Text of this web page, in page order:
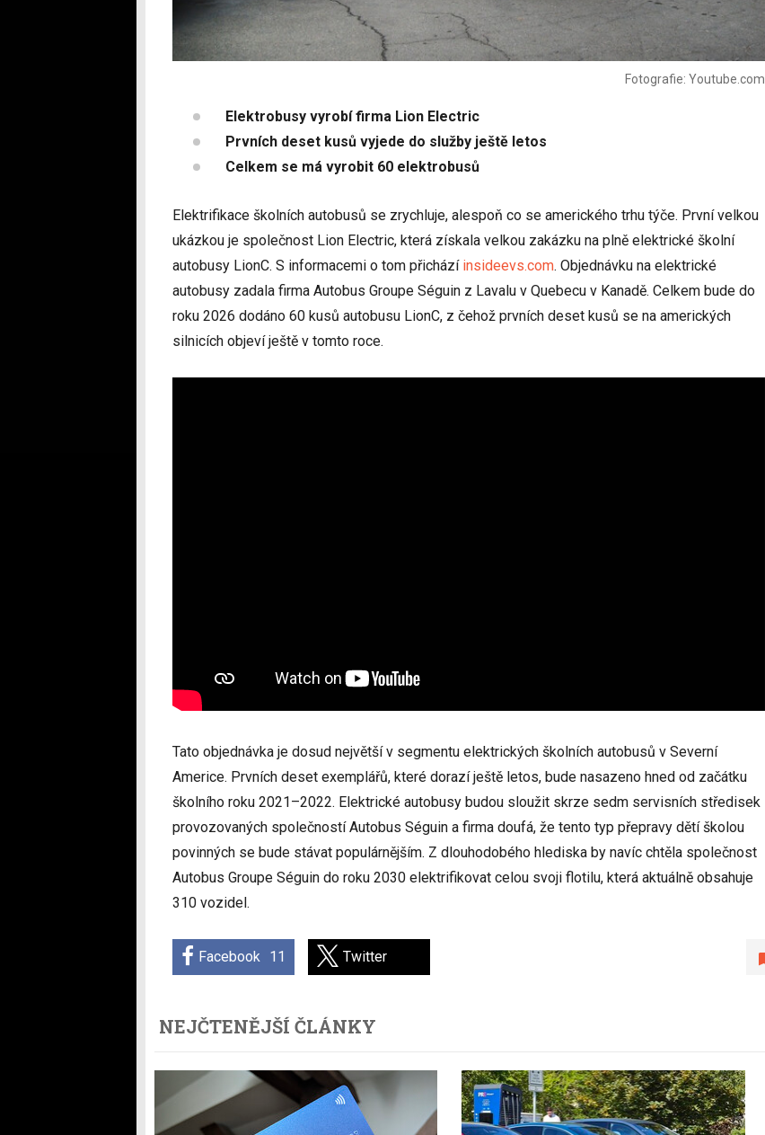
Fotografie: Youtube.com
Elektrobusy vyrobí firma Lion Electric
Prvních deset kusů vyjede do služby ještě letos
Celkem se má vyrobit 60 elektrobusů
Elektrifikace školních autobusů se zrychluje, alespoň co se amerického trhu týče. První velkou
ukázkou je společnost Lion Electric, která získala velkou zakázku na plně elektrické školní
autobusy LionC. S informacemi o tom přichází insideevs.com. Objednávku na elektrické
autobusy zadala firma Autobus Groupe Séguin z Lavalu v Quebecu v Kanadě. Celkem bude do
roku 2026 dodáno 60 kusů autobusu LionC, z čehož prvních deset kusů se na amerických
silnicích objeví ještě v tomto roce.
Tato objednávka je dosud největší v segmentu elektrických školních autobusů v Severní
Americe. Prvních deset exemplářů, které dorazí ještě letos, bude nasazeno hned od začátku
školního roku 2021–2022. Elektrické autobusy budou sloužit skrze sedm servisních středisek
provozovaných společností Autobus Séguin a firma doufá, že tento typ přepravy dětí školou
povinných se bude stávat populárnějším. Z dlouhodobého hlediska by navíc chtěla společnost
Autobus Groupe Séguin do roku 2030 elektrifikovat celou svoji flotilu, která aktuálně obsahuje
310 vozidel.
Facebook 11 Twitter
NEJČTENĚJŠÍ ČLÁNKY